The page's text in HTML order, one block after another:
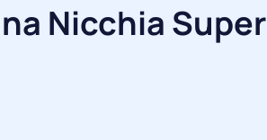
Nicchia Super